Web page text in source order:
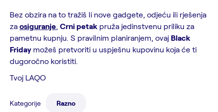
Bez obzira na to tražiš li nove gadgete, odjeću ili rješenja
za osiguranje, Crni petak pruža jedinstvenu priliku za
pametnu kupnju. S pravilnim planiranjem, ovaj Black
Friday možeš pretvoriti u uspješnu kupovinu koja će ti
dugoročno koristiti.
Tvoj LAQO
Kategorije Razno